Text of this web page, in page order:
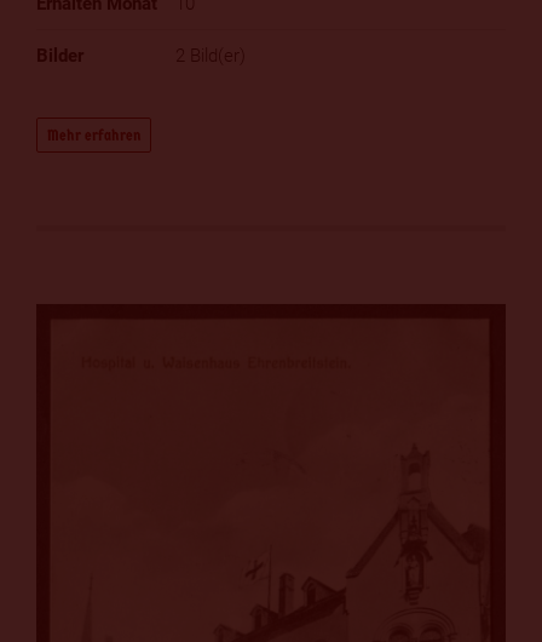
2 Bild(er)
Mehr erfahren